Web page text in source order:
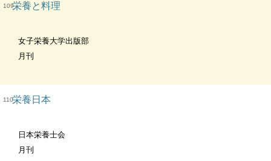
109栄養と料理
女子栄養大学出版部
月刊
110栄養日本
日本栄養士会
月刊